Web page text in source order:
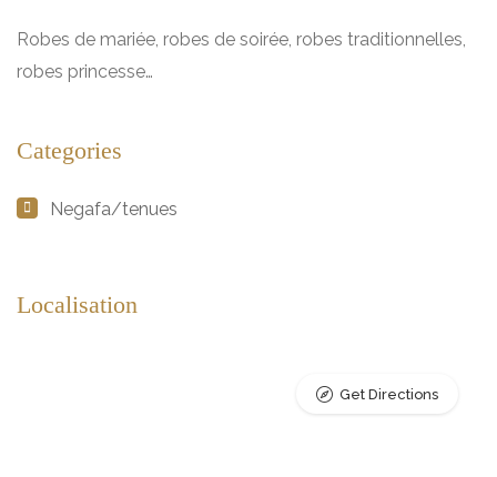
Robes de mariée, robes de soirée, robes traditionnelles,
robes princesse…
Categories
Negafa/tenues
Localisation
Get Directions